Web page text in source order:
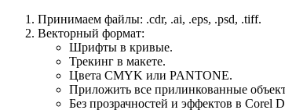
Принимаем файлы: .cdr, .ai, .eps, .psd, .tiff.
Векторный формат:
Шрифты в кривые.
Трекинг в макете.
Цвета CMYK или PANTONE.
Приложить все прилинкованные
Без прозрачностей и эффектов в Corel